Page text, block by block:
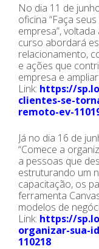
No dia 11 de
oficina “Faça
empresa”,
curso abordará
relacionamento,
e ações que
empresa e
Link: https://
clientes-se-
remoto-ev-
Já no dia 16 de
“Comece a
a pessoas que
estruturando um
capacitação, os
ferramenta
modelos de
Link: https://
organizar-sua-
110218